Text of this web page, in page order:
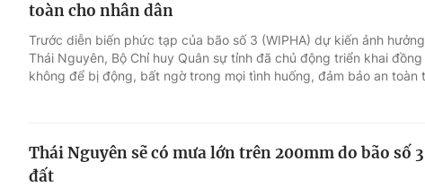
toàn cho nhân dân
Trước diễn biến phức tạp của bão số 3 (WIPHA) dự kiến ảnh
Thái Nguyên, Bộ Chỉ huy Quân sự tỉnh đã chủ động triển khai
không để bị động, bất ngờ trong mọi tình huống, đảm bảo an toàn
Thái Nguyên sẽ có mưa lớn trên 200mm do bão số
đất